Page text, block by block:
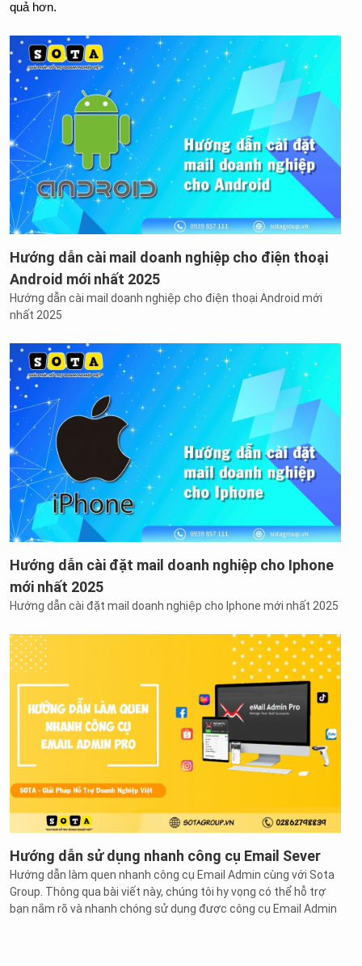
quả hơn.
Hướng dẫn cài mail doanh nghiệp cho điện thoại
Android mới nhất 2025
Hướng dẫn cài mail doanh nghiệp cho điện thoại Android mới
nhất 2025
Hướng dẫn cài đặt mail doanh nghiệp cho Iphone
mới nhất 2025
Hướng dẫn cài đặt mail doanh nghiệp cho Iphone mới nhất 2025
Hướng dẫn sử dụng nhanh công cụ Email Sever
Hướng dẫn làm quen nhanh công cụ Email Admin cùng với Sota
Group. Thông qua bài viết này, chúng tôi hy vọng có thể hỗ trợ
bạn nắm rõ và nhanh chóng sử dụng được công cụ Email Admin